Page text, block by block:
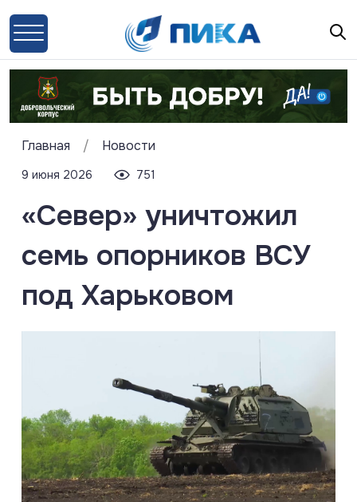
Главная / Новости
9 июня 2026 751
«Север» уничтожил
семь опорников ВСУ
под Харьковом